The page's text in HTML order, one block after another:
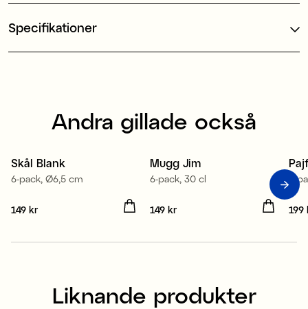
Specifikationer
Andra gillade också
Skål Blank
6-pack, Ø6,5 cm
Pris :149 kr
149 kr
Mugg Jim
6-pack, 30 cl
Pris:149 kr
149 kr
6-
Pris
199
Liknande produkter